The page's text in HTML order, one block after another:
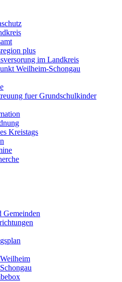
plus
im Landkreis
Weilheim-Schongau
fuer Grundschulkinder
Kreistags
Gemeinden